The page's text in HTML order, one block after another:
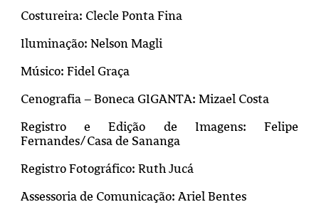
Costureira: Clecle Ponta Fina
Iluminação: Nelson Magli
Músico: Fidel Graça
Cenografia – Boneca GIGANTA: Mizael Costa
Registro e Edição de Imagens: Felipe
Fernandes/Casa de Sananga
Registro Fotográfico: Ruth Jucá
Assessoria de Comunicação: Ariel Bentes